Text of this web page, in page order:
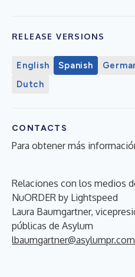
RELEASE VERSIONS
English Spanish
Dutch
CONTACTS
Para obtener más
Relaciones con los medios
NuORDER by Lightspeed
Laura Baumgartner,
públicas de Asylum
lbaumgartner@asylumpr.com